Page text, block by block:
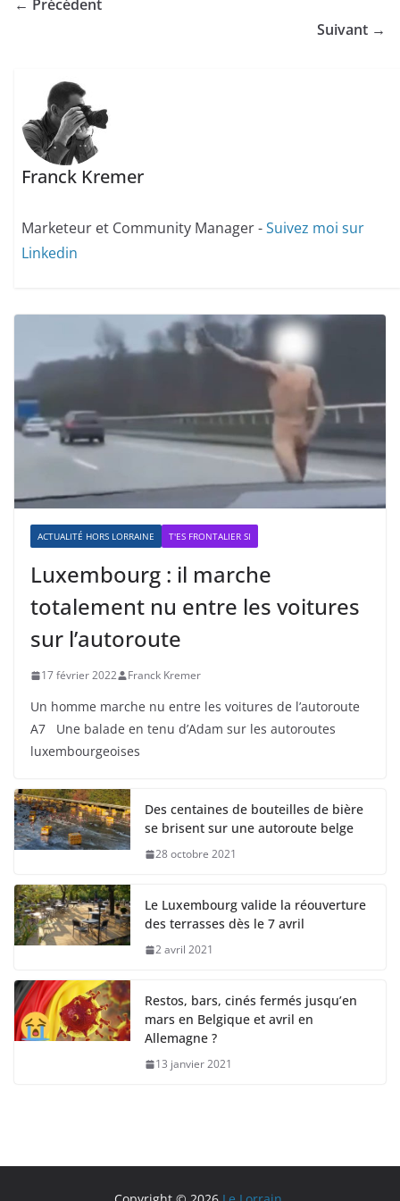
← Précédent
Suivant →
Franck Kremer
Marketeur et Community Manager -Suivez moi sur
Linkedin
ACTUALITÉ HORS LORRAINE T'ES FRONTALIER SI
Luxembourg : il marche
totalement nu entre les voitures
sur l’autoroute
17 février 2022 Franck Kremer
Un homme marche nu entre les voitures de l’autoroute
A7 Une balade en tenu d’Adam sur les autoroutes
luxembourgeoises
Des centaines de bouteilles de bière
se brisent sur une autoroute belge
28 octobre 2021
Le Luxembourg valide la réouverture
des terrasses dès le 7 avril
2 avril 2021
Restos, bars, cinés fermés jusqu’en
mars en Belgique et avril en
Allemagne ?
13 janvier 2021